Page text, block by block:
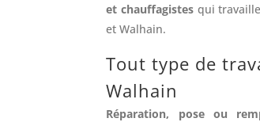
et chauffagistes qui
et Walhain.
Tout type de
Walhain
Réparation, pose ou